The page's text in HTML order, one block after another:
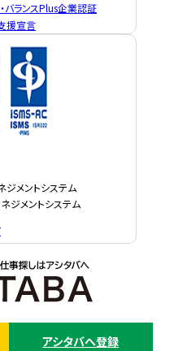
バランスPlus企業認証
援宣言
ジメントシステム
ジメントシステム
アシタバへ登録